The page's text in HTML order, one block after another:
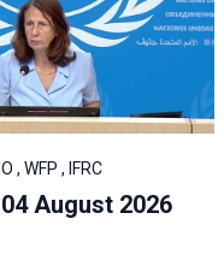
, WFP , IFRC
August 2026